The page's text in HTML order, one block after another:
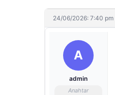
24/06/2026: 7:40 pm
A
admin
Anahtar